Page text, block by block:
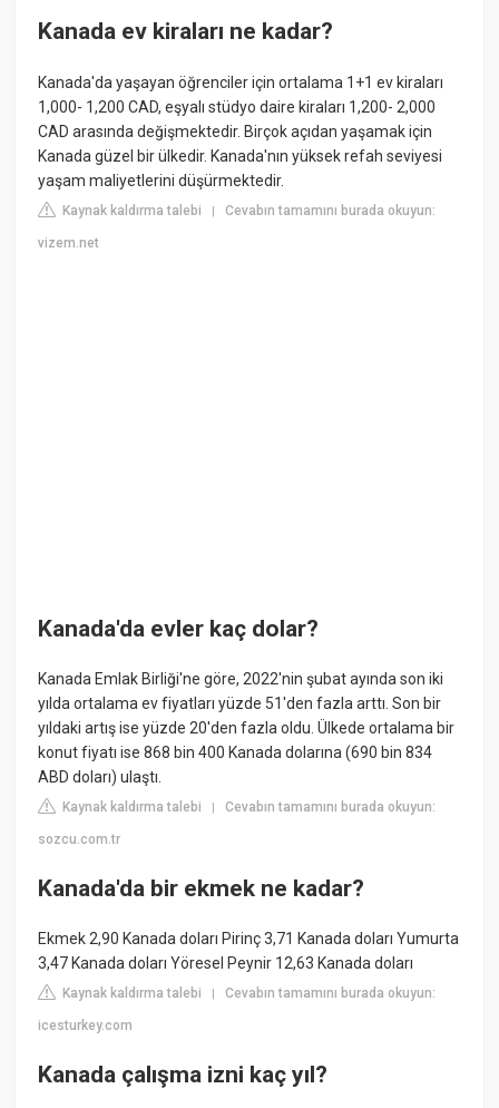
Kanada ev kiraları ne kadar?
Kanada'da yaşayan öğrenciler için ortalama 1+1 ev kiraları
1,000- 1,200 CAD, eşyalı stüdyo daire kiraları 1,200- 2,000
CAD arasında değişmektedir. Birçok açıdan yaşamak için
Kanada güzel bir ülkedir. Kanada'nın yüksek refah seviyesi
yaşam maliyetlerini düşürmektedir.
Kaynak kaldırma talebi |Cevabın tamamını burada okuyun:
vizem.net
Kanada'da evler kaç dolar?
Kanada Emlak Birliği'ne göre, 2022'nin şubat ayında son iki
yılda ortalama ev fiyatları yüzde 51'den fazla arttı. Son bir
yıldaki artış ise yüzde 20'den fazla oldu. Ülkede ortalama bir
konut fiyatı ise 868 bin 400 Kanada dolarına (690 bin 834
ABD doları) ulaştı.
Kaynak kaldırma talebi |Cevabın tamamını burada okuyun:
sozcu.com.tr
Kanada'da bir ekmek ne kadar?
Ekmek 2,90 Kanada doları Pirinç 3,71 Kanada doları Yumurta
3,47 Kanada doları Yöresel Peynir 12,63 Kanada doları
Kaynak kaldırma talebi |Cevabın tamamını burada okuyun:
icesturkey.com
Kanada çalışma izni kaç yıl?